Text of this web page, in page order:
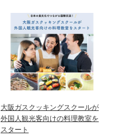
大阪ガスクッキングスクールが
外国人観光客向けの料理教室を
スタート